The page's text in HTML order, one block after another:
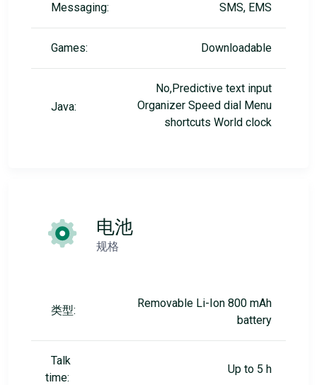
Messaging: SMS, EMS
Games: Downloadable
Java:
No,Predictive text input
Organizer Speed dial Menu
shortcuts World clock
电池
规格
类型:
Removable Li-Ion 800 mAh
battery
Talk
time:
Up to 5 h